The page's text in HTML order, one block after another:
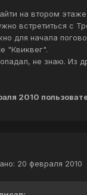
на втором
встретиться с
для начала
"Квиквег".
не знаю. Из
2010
20 февраля 2010